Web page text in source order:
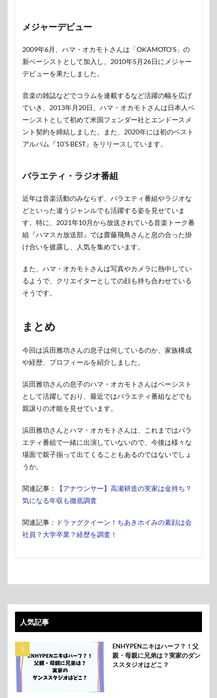
メジャーデビュー
2009年6月、ハマ・オカモトさんは「OKAMOTO’S」の
新ベーシストとして加入し、2010年5月26日にメジャー
デビューを果たしました。
音楽の雑誌などでコラムを連載するなど活躍の幅を広げ
ていき、2013年月20日、ハマ・オカモトさんは日本人ベ
ーシストとして初めて米国フェンダー社とエンドースメ
ント契約を締結しました。また、2020年には初のベスト
アルバム『10’S BEST』をリリースしています。
バラエティ・ラジオ番組
近年は音楽活動のみならず、バラエティ番組やラジオな
どといった違うジャンルでも活躍する姿を見せていま
す。特に、2021年10月から放送されている音楽トーク番
組『ハマスカ放送部』では齋藤飛鳥さんと息の合った掛
け合いを披露し、人気を集めています。
また、ハマ・オカモトさんは写真やカメラに熱中してい
るようで、クリエイターとしての顔も持ち合わせている
そうです。
まとめ
今回は浜田雅功さんの息子は何しているのか、家族構成
や経歴、プロフィールを紹介しました。
浜田雅功さんの息子のハマ・オカモトさんはベーシスト
として活躍しており、最近ではバラエティ番組などでも
親譲りの才能を見せています。
浜田雅功さんとハマ・オカモトさんは、これまではバラ
エティ番組で一緒に出演していないので、今後は様々な
場面で親子揃って出てくることもあるのではないでしょ
うか。
関連記事：
【アナウンサー】高瀬耕造の実家は金持ち？
気になる年収も徹底調査
関連記事：
ドラァグクイーン！ちあきホイみの素顔は会
社員？大学卒業？経歴を調査！
人気記事
ENHYPENニキはハーフ？！父
親・母親に兄弟は？実家のダン
ススタジオはどこ？